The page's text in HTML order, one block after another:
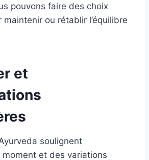
pouvons faire des choix
maintenir ou rétablir l’équilibre
et
soulignent
moment et des variations